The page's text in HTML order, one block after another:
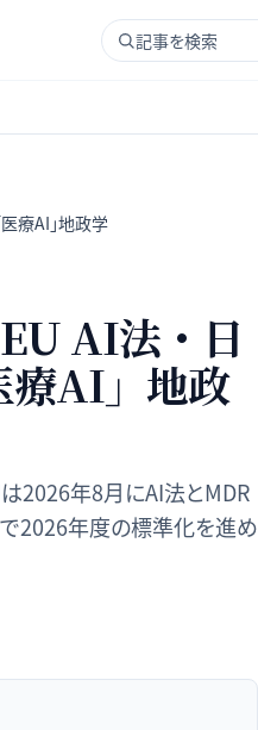
記事を検索
療AI」地政学
AI法・日
療AI」地政
2026年8月にAI法とMDR
2026年度の標準化を進め